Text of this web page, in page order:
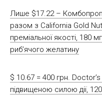
Лише $17.22 –
разом з California Gold
преміальної якості, 180
риб’ячого желатину
$ 10.67 = 400 грн. Doctor’s
підвищеною силою дії,